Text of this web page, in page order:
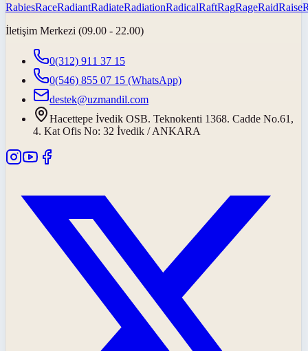
RabiesRaceRadiantRadiateRadiationRadicalRaftRagRageRaidRaise
İletişim Merkezi (09.00 - 22.00)
0(312) 911 37 15
0(546) 855 07 15 (WhatsApp)
destek@uzmandil.com
Hacettepe İvedik OSB. Teknokenti 1368. Cadde No.61,
4. Kat Ofis No: 32 İvedik / ANKARA